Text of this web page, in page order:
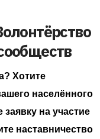
Хотите
населённого
на участие
наставничество